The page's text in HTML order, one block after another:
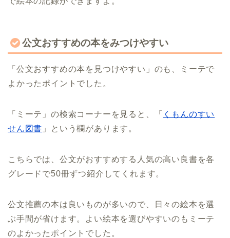
公文おすすめの本をみつけやすい
「公文おすすめの本を見つけやすい」のも、ミーテで
よかったポイントでした。
「ミーテ」の検索コーナーを見ると、「 くもんのすい
せん図書 」という欄があります。
こちらでは、公文がおすすめする人気の高い良書を各
グレードで50冊ずつ紹介してくれます。
公文推薦の本は良いものが多いので、日々の絵本を選
ぶ手間が省けます。よい絵本を選びやすいのもミーテ
のよかったポイントでした。